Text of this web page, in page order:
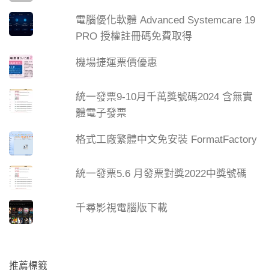
電腦優化軟體 Advanced Systemcare 19
PRO 授權註冊碼免費取得
機場捷運票價優惠
統一發票9-10月千萬獎號碼2024 含無實
體電子發票
格式工廠繁體中文免安裝 FormatFactory
統一發票5.6 月發票對獎2022中獎號碼
千尋影視電腦版下載
推薦標籤